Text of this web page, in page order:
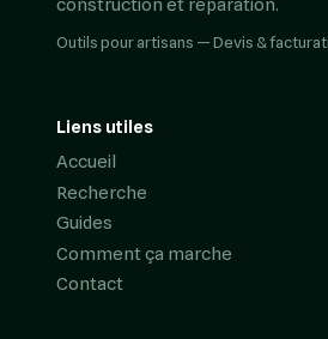
construction et réparation.
Outils pour artisans — Devis &
Liens utiles
Accueil
Recherche
Guides
Comment ça marche
Contact